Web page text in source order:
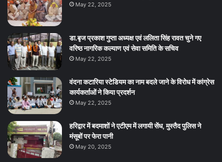
May 22, 2025
डा.बृज प्रकाश गुप्ता अध्यक्ष एवं ललिता सिंह रावत चुने गए
वरिष्ठ नागरिक कल्याण एवं सेवा समिति के सचिव
May 22, 2025
वंदना कटारिया स्टेडियम का नाम बदले जाने के विरोध में कांग्रेस
कार्यकर्ताओं ने किया प्रदर्शन
May 22, 2025
हरिद्वार में बदमाशों ने एटीएम में लगायी सेंध, मुस्तैद पुलिस ने
मंसूबों पर फेरा पानी
May 20, 2025